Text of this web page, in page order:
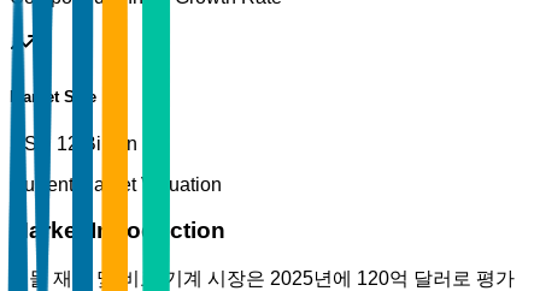
Market Size
USD 12 Billion
Current Market Valuation
Market Introduction
식물 재배 및 비료 기계 시장은 2025년에 120억 달러로 평가